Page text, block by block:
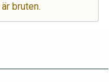
bruten.